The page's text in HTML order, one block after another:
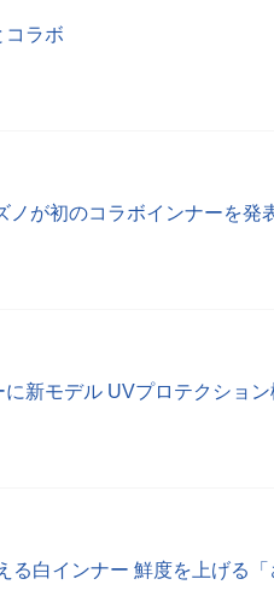
コラボ
ノが初のコラボインナーを発
新モデル UVプロテクショ
る白インナー 鮮度を上げる「